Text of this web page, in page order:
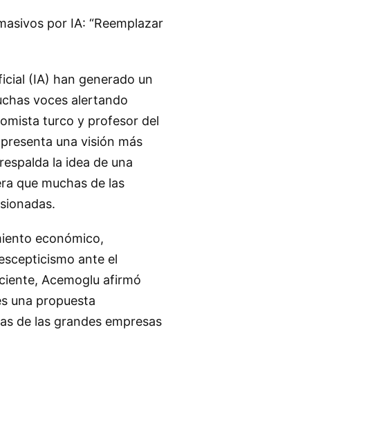
por IA: “Reemplazar
(IA) han generado un
voces alertando
turco y profesor del
una visión más
la idea de una
que muchas de las
económico,
ante el
Acemoglu afirmó
una propuesta
de las grandes empresas